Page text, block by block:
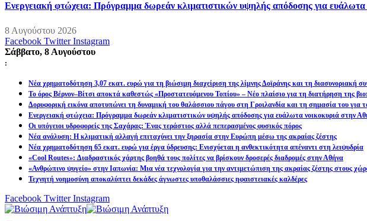
Ενεργειακή φτώχεια: Πρόγραμμα δωρεάν κλιματιστικών υψηλής απόδοσης για
8 Αυγούστου 2026
Facebook Twitter Instagram
Σάββατο, 8 Αυγούστου
:
Νέα χρηματοδότηση 3,07 εκατ. ευρώ για τη βιώσιμη διαχείριση της λίμνης Δοϊράνης και τη διασυνοριακή
Το όρος Βέρνον–Βίτσι αποκτά καθεστώς «Προστατευόμενου Τοπίου» – Νέο πλαίσιο για τη διατήρηση της
Δορυφορική εικόνα αποτυπώνει τη δυναμική του θαλάσσιου πάγου στη Γροιλανδία και τη σημασία του για
Ενεργειακή φτώχεια: Πρόγραμμα δωρεάν κλιματιστικών υψηλής απόδοσης για ευάλωτα νοικοκυριά στην
Οι υπόγειοι υδροφορείς της Σαχάρας: Ένας τεράστιος αλλά πεπερασμένος φυσικός πόρος
Νέα ανάλυση: Η κλιματική αλλαγή επιταχύνει την ξηρασία στην Ευρώπη μέσω της ακραίας ζέστης
Νέα χρηματοδότηση 65 εκατ. ευρώ για έργα ύδρευσης: Ενισχύεται η ανθεκτικότητα απέναντι στη λειψυδρία
«Cool Routes»: Διαδραστικός χάρτης βοηθά τους πολίτες να βρίσκουν δροσερές διαδρομές στην Αθήνα
«Ανθρώπινο ψυγείο» στην Ιαπωνία: Μια νέα τεχνολογία για την αντιμετώπιση της ακραίας ζέστης στους
Τεχνητή νοημοσύνη αποκαλύπτει δεκάδες άγνωστες υποθαλάσσιες ηφαιστειακές καλδέρες
Facebook Twitter Instagram